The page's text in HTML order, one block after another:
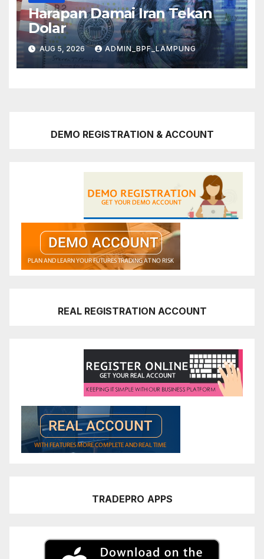
Harapan Damai Iran Tekan
Dolar
AUG 5, 2026 ADMIN_BPF_LAMPUNG
DEMO REGISTRATION & ACCOUNT
REAL REGISTRATION ACCOUNT
TRADEPRO APPS